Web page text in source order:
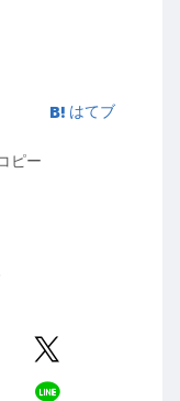
はてブ
ピー